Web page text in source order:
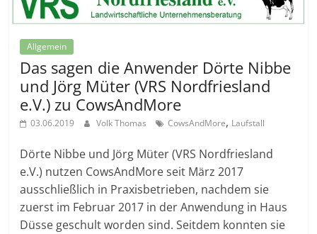
Allgemein
Das sagen die Anwender Dörte Nibbe
und Jörg Müter (VRS Nordfriesland
e.V.) zu CowsAndMore
03.06.2019 Volk Thomas CowsAndMore, Laufstall
Dörte Nibbe und Jörg Müter (VRS Nordfriesland
e.V.) nutzen CowsAndMore seit März 2017
ausschließlich in Praxisbetrieben, nachdem sie
zuerst im Februar 2017 in der Anwendung in Haus
Düsse geschult worden sind. Seitdem konnten sie